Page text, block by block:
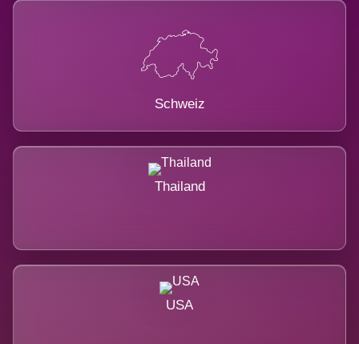
Schweiz
Thailand
USA